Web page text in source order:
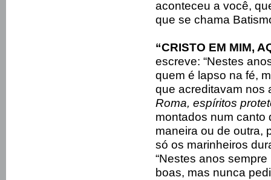
aconteceu a você,
que se chama
“CRISTO EM MIM,
escreve: “Nestes
quem é lapso na fé,
que acreditavam nos
Roma, espíritos
montados num canto
maneira ou de outra,
só os marinheiros
“Nestes anos
boas, mas nunca